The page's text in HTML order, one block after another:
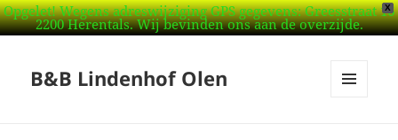
X
Opgelet! Wegens adreswijziging GPS gegevens: Greesstraat 16
2200 Herentals. Wij bevinden ons aan de overzijde.
B&B Lindenhof Olen